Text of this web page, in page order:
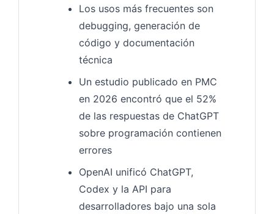
Los usos más frecuentes son
debugging, generación de
código y documentación
técnica
Un estudio publicado en PMC
en 2026 encontró que el 52%
de las respuestas de ChatGPT
sobre programación contienen
errores
OpenAI unificó ChatGPT,
Codex y la API para
desarrolladores bajo una sola